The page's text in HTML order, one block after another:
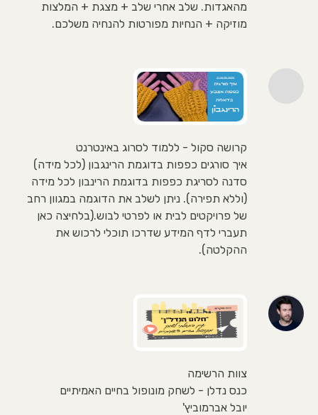
מהאגדות. שלב אחרי שלב + מצגת + המלצות
מוזיקה + הנחיות מפורטות להנחיה משלכם.
קרושה סקול - ללמוד לסרוג באינטרנט
איך סורגים כפפות בדוגמת הרינגבון (לכל מידה)
סדנה לסריגת כפפות בדוגמת הרינבון לכל מידה
(וללא תפירה). ניתן לשלב את הדוגמה במגוון רחב
של פרויקטים לבית או לפרטי לבוש.(בלחיצה כאן
תעברי לדף המידע שדרכו תוכלי לרכוש את
ההקלטה).
צוות הרשימה
כנס נדלן - לשחק מונופול בחיים האמיתיים
יובל אברמוביץ'